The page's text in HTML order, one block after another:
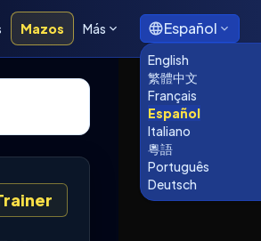
Mazos Más Español
English
繁體中文
Français
Español
Italiano
粵語
Português
Deutsch